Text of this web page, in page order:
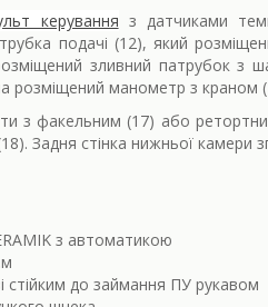
керування з датчиками
подачі (12), який
зливний патрубок
розміщений манометр з краном
з факельним (17) або
Задня стінка нижньої
з автоматикою
стійким до займання ПУ рукавом